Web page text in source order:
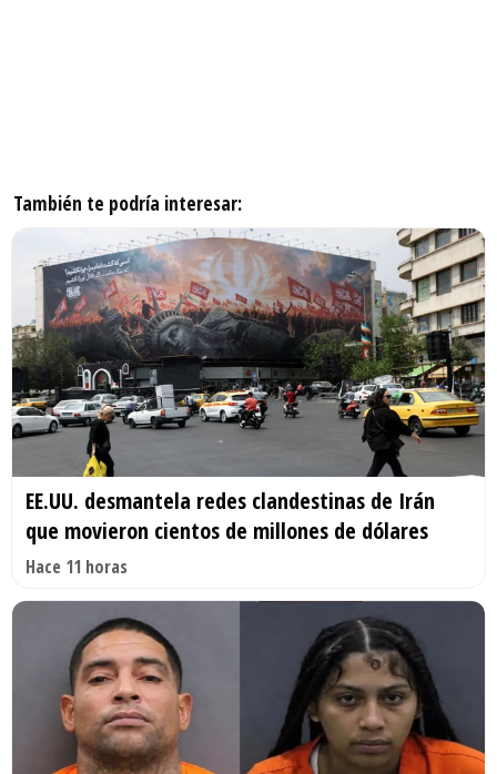
También te podría interesar:
EE.UU. desmantela redes clandestinas de Irán
que movieron cientos de millones de dólares
Hace 11 horas